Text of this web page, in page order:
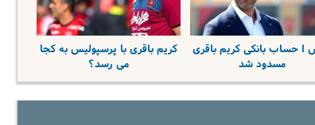
ا حساب بانکی کریم باقری
مسدود شد
کریم باقری با پرسپولیس به کجا
می رسد؟